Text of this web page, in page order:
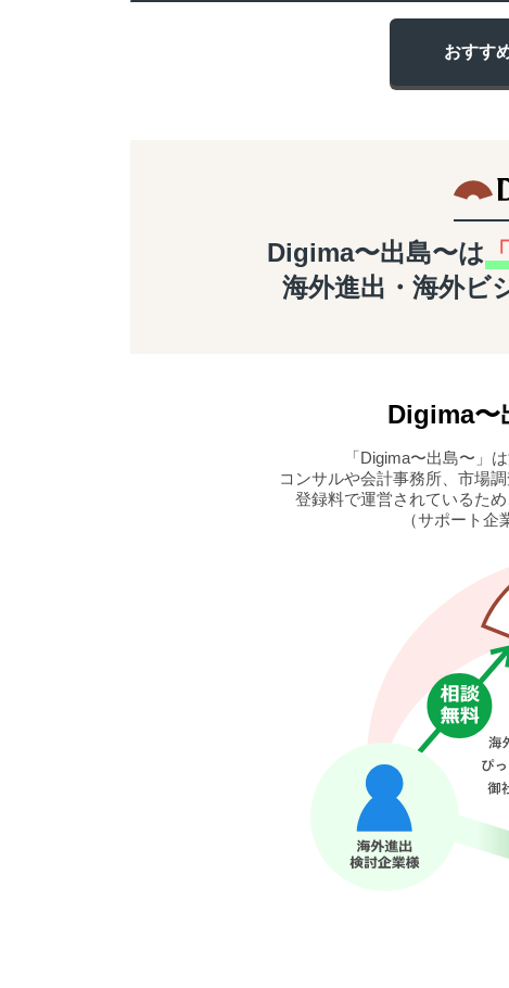
おすす
Digima〜出島〜は
海外進出・海外ビ
Digima〜
「Digima〜出島〜」
コンサルや会計事務所、市場
登録料で運営されているた
（サポート企